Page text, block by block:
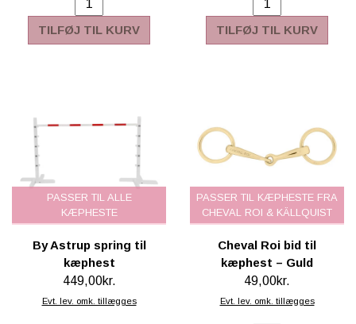
TILFØJ TIL KURV TILFØJ TIL KURV
PASSER TIL ALLE
KÆPHESTE
By Astrup spring til
kæphest
449,00kr.
Evt. lev. omk. tillægges
PASSER TIL KÆPHESTE FRA
CHEVAL ROI & KÄLLQUIST
Cheval Roi bid til
kæphest – Guld
49,00kr.
Evt. lev. omk. tillægges